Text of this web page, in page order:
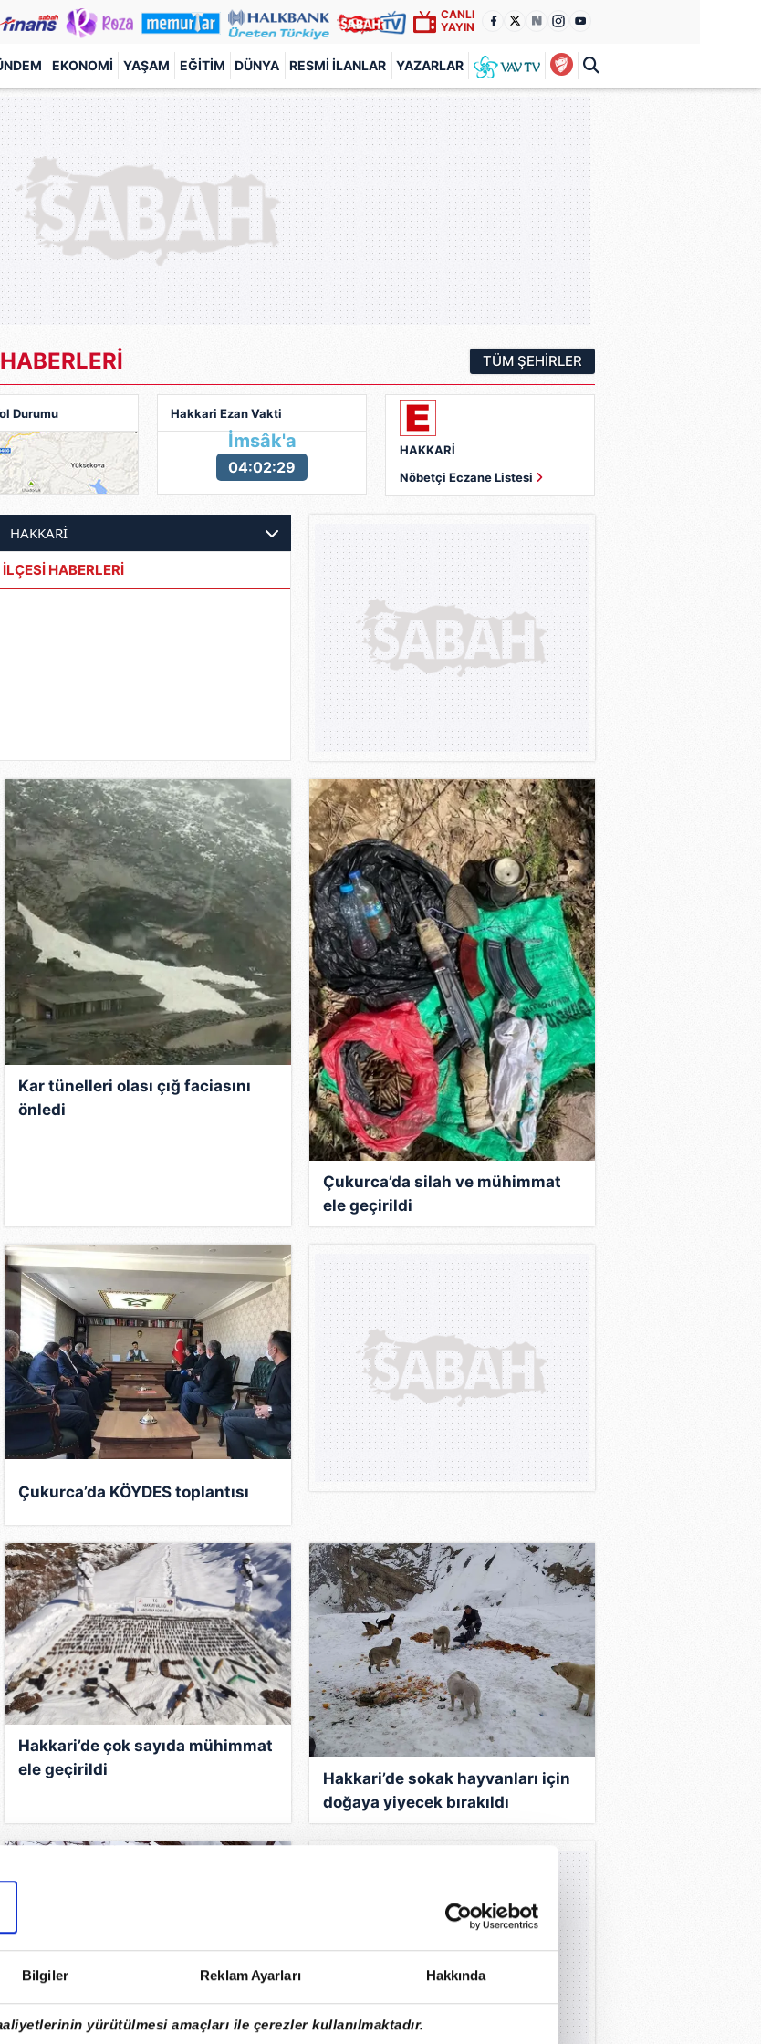
Bilgiler Reklam Ayarları Hakkında
yürütülmesi amaçları ile çerezler kullanılmaktadır.
CANLI
YAYIN
EKONOMI YAŞAM EĞITIM DÜNYA RESMI İLANLAR YAZARLAR
TÜM ŞEHIRLER
Durumu Hakkari Ezan Vakti
İmsâk'a
04:02:27
HAKKARİ
Nöbetçi Eczane Listesi
HABERLERİ
Kar tünelleri olası çığ faciasını
önledi
Çukurca’da silah ve mühimmat
ele geçirildi
Çukurca’da KÖYDES toplantısı
Hakkari’de çok sayıda mühimmat
ele geçirildi
Hakkari’de sokak hayvanları için
doğaya yiyecek bırakıldı